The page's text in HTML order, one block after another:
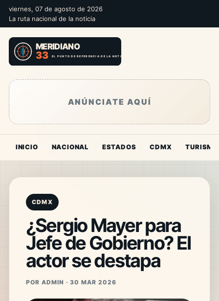
viernes, 07 de agosto de 2026
La ruta nacional de la noticia
ANÚNCIATE AQUÍ
INICIO NACIONAL ESTADOS CDMX TURISMO
CDMX
¿Sergio Mayer para
Jefe de Gobierno? El
actor se destapa
POR ADMIN · 30 MAR 2026